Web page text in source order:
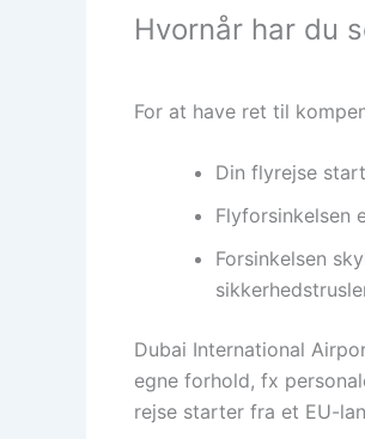
Hvornår har du
For at have ret til
Din flyrejse
Flyforsinkelsen
Forsinkelsen
Dubai International
egne forhold, fx
rejse starter fra et EU-